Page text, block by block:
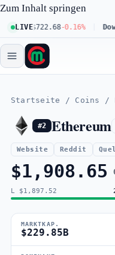
Zum Inhalt springen
LIVE
$722.68-0.16% Dow 30
Startseite / Coins /
#2 Ethereum
Website Reddit
$1,908.65
L $1,897.52
MARKTKAP.
$229.85B